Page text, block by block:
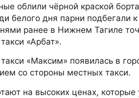
облили чёрной краской
белого дня парни подбегали
ранее в Нижнем Тагиле
«Арбат».
«Максим» появилась в
со стороны местных такси.
на высоких ценах,